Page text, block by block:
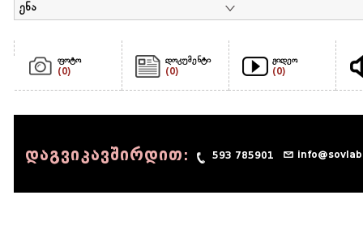
ენა
ფოტო
(0)
დოკუმენტი
(0)
ვიდეო
(0)
დაგვიკავშირდით: 593 785901